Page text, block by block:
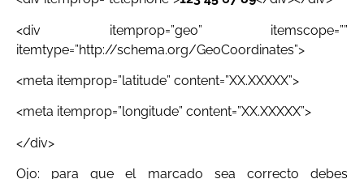
<div itemprop=”geo” itemscope=””
itemtype=”http://schema.org/GeoCoordinates”>
<meta itemprop=”latitude” content=”XX.XXXXX”>
<meta itemprop=”longitude” content=”XX.XXXXX”>
</div>
Ojo: para que el marcado sea correcto debes